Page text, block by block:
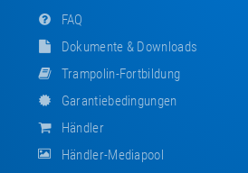
FAQ
Dokumente & Downloads
Trampolin-Fortbildung
Garantiebedingungen
Händler
Händler-Mediapool